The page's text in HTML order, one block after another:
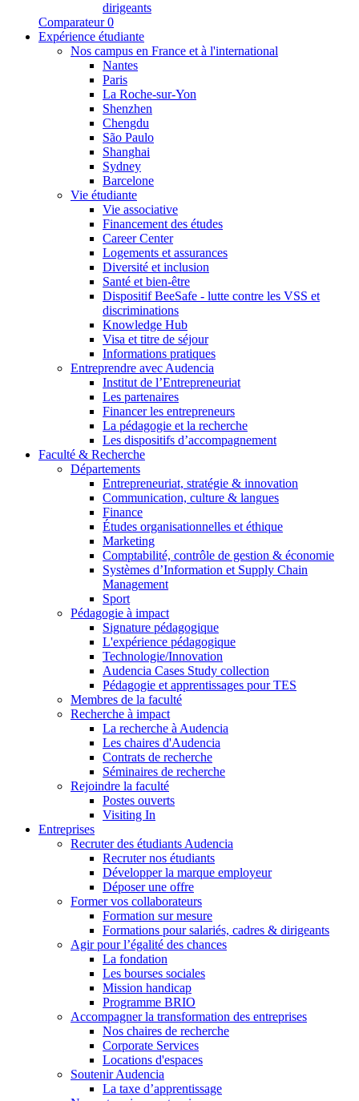
dirigeants
Comparateur 0
Expérience étudiante
Nos campus en France et à l'international
Nantes
Paris
La Roche-sur-Yon
Shenzhen
Chengdu
São Paulo
Shanghai
Sydney
Barcelone
Vie étudiante
Vie associative
Financement des études
Career Center
Logements et assurances
Diversité et inclusion
Santé et bien-être
Dispositif BeeSafe - lutte contre les VSS et
discriminations
Knowledge Hub
Visa et titre de séjour
Informations pratiques
Entreprendre avec Audencia
Institut de l’Entrepreneuriat
Les partenaires
Financer les entrepreneurs
La pédagogie et la recherche
Les dispositifs d’accompagnement
Faculté & Recherche
Départements
Entrepreneuriat, stratégie & innovation
Communication, culture & langues
Finance
Études organisationnelles et éthique
Marketing
Comptabilité, contrôle de gestion & économie
Systèmes d’Information et Supply Chain
Management
Sport
Pédagogie à impact
Signature pédagogique
L'expérience pédagogique
Technologie/Innovation
Audencia Cases Study collection
Pédagogie et apprentissages pour TES
Membres de la faculté
Recherche à impact
La recherche à Audencia
Les chaires d'Audencia
Contrats de recherche
Séminaires de recherche
Rejoindre la faculté
Postes ouverts
Visiting In
Entreprises
Recruter des étudiants Audencia
Recruter nos étudiants
Développer la marque employeur
Déposer une offre
Former vos collaborateurs
Formation sur mesure
Formations pour salariés, cadres & dirigeants
Agir pour l’égalité des chances
La fondation
Les bourses sociales
Mission handicap
Programme BRIO
Accompagner la transformation des entreprises
Nos chaires de recherche
Corporate Services
Locations d'espaces
Soutenir Audencia
La taxe d’apprentissage